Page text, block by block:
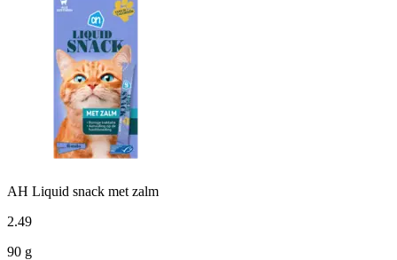
AH Liquid snack met zalm
2.49
90 g